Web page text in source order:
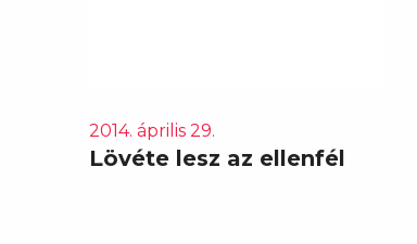
2014. április 29.
Lövéte lesz az ellenfél